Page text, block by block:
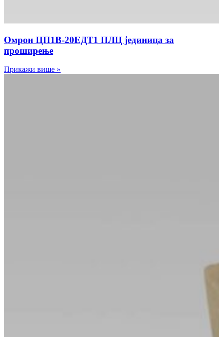
Омрон ЦП1В-20ЕДТ1 ПЛЦ јединица за
проширење
Прикажи више »